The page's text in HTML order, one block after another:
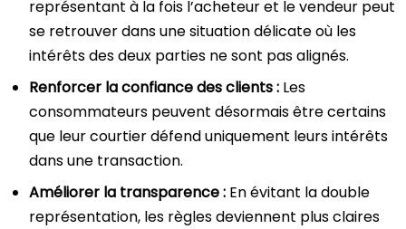
représentant à la fois l’acheteur et le vendeur peut
se retrouver dans une situation délicate où les
intérêts des deux parties ne sont pas alignés.
Renforcer la confiance des clients : Les
consommateurs peuvent désormais être certains
que leur courtier défend uniquement leurs intérêts
dans une transaction.
Améliorer la transparence : En évitant la double
représentation, les règles deviennent plus claires